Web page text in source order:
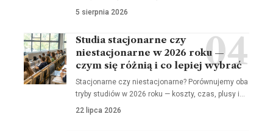
5 sierpnia 2026
Studia stacjonarne czy
niestacjonarne w 2026 roku —
czym się różnią i co lepiej wybrać
Stacjonarne czy niestacjonarne? Porównujemy oba
tryby studiów w 2026 roku — koszty, czas, plusy i…
22 lipca 2026